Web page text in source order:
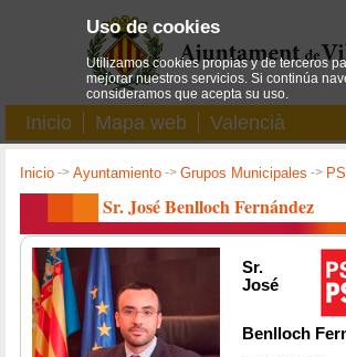
Inicio Mapa web Valencià
Inicio ->Ayuntamiento ->Grupos Municipales ->
Sr. José Benlloch Fernández
Sr.
José
Benlloch
Uso de cookies
Utilizamos cookies propias y de terceros
mejorar nuestros servicios. Si continúa
consideramos que acepta su uso.